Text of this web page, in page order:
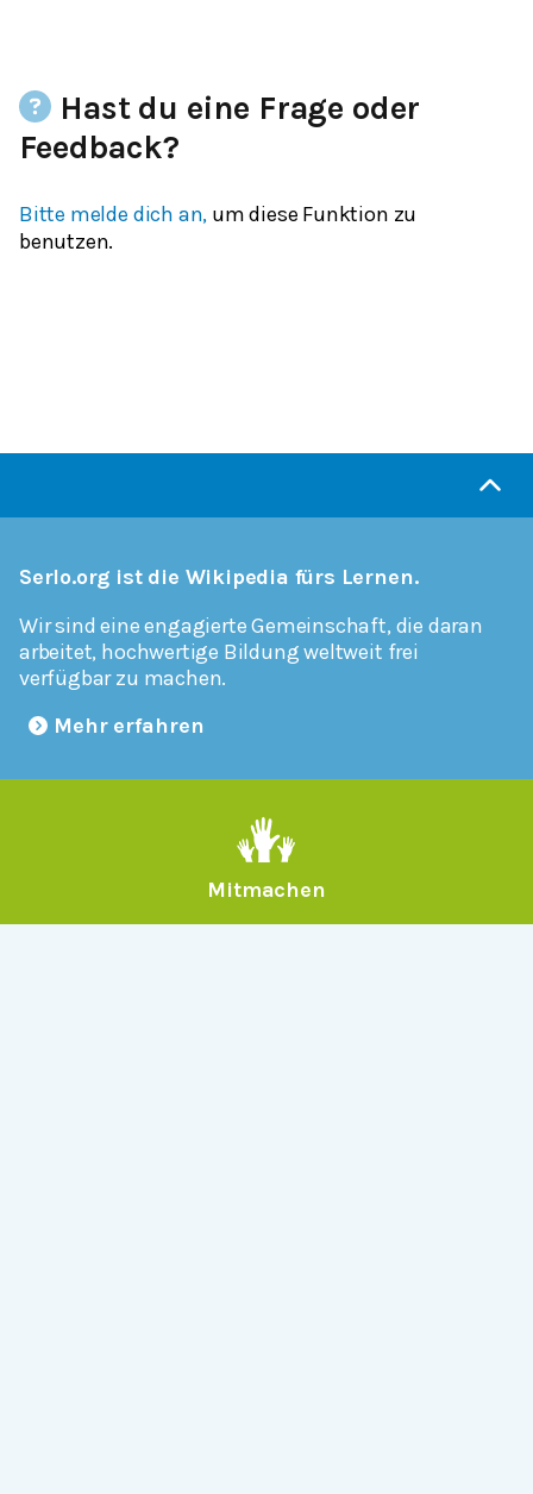
Hast du eine Frage oder
Feedback?
Bitte melde dich an, um diese Funktion zu
benutzen.
Serlo.org ist die Wikipedia fürs Lernen.
Wir sind eine engagierte Gemeinschaft, die daran
arbeitet, hochwertige Bildung weltweit frei
verfügbar zu machen.
Mehr erfahren
Mitmachen